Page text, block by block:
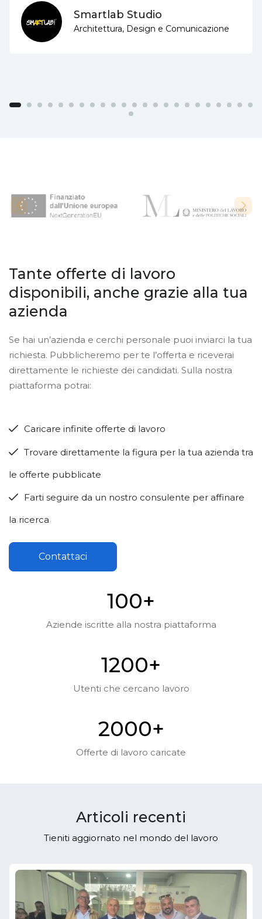
Smartlab Studio
Architettura, Design e Comunicazione
Tante offerte di lavoro
disponibili, anche grazie alla tua
azienda
Se hai un’azienda e cerchi personale puoi inviarci la tua
richiesta. Pubblicheremo per te l’offerta e riceverai
direttamente le richieste dei candidati. Sulla nostra
piattaforma potrai:
Caricare infinite offerte di lavoro
Trovare direttamente la figura per la tua azienda tra
le offerte pubblicate
Farti seguire da un nostro consulente per affinare
la ricerca
Contattaci
100+
Aziende iscritte alla nostra piattaforma
1200+
Utenti che cercano lavoro
2000+
Offerte di lavoro caricate
Articoli recenti
Tieniti aggiornato nel mondo del lavoro